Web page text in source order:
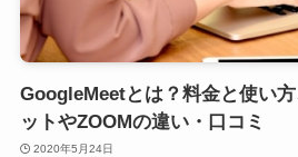
GoogleMeetとは？料金と使い
ットやZOOMの違い・口コミ
2020年5月24日